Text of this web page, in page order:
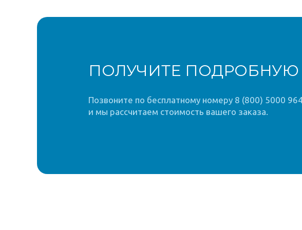
ПОЛУЧИТЕ
Позвоните по бесплатному номеру 8 (800) 5000
и мы рассчитаем стоимость вашего заказа.